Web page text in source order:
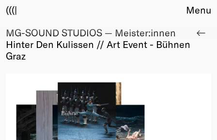
(((|
About
Club
Award
Events
Upcoming
Past
Menu
MG-SOUND STUDIOS — Meister:innen
Hinter Den Kulissen // Art Event - Bühnen
Graz